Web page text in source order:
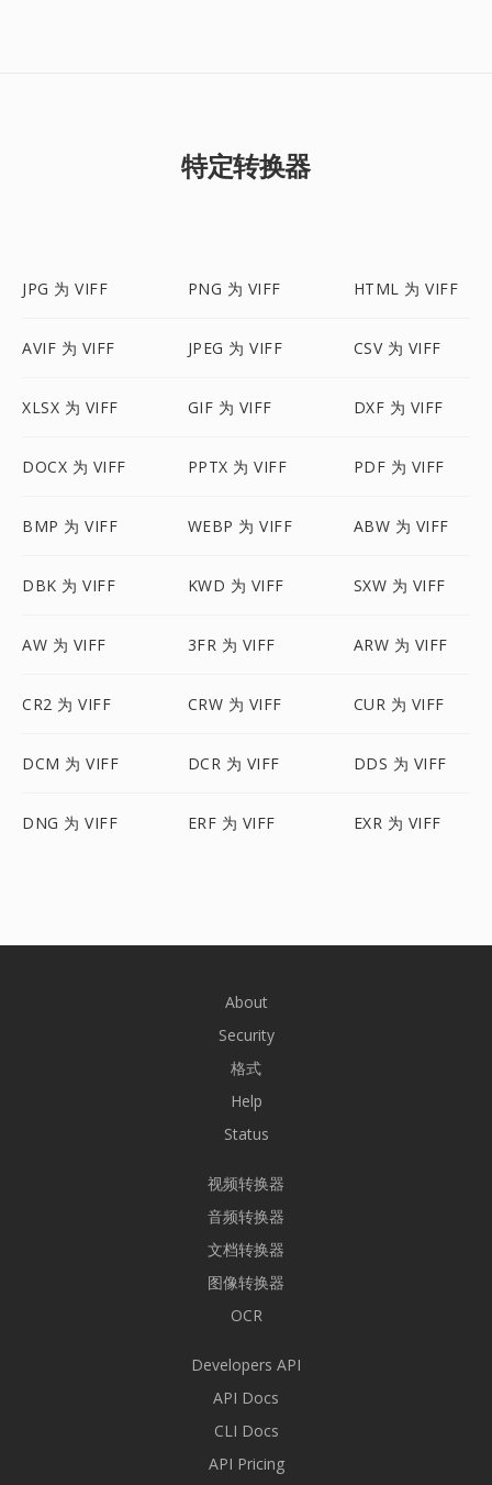
特定转换器
JPG 为 VIFF PNG 为 VIFF HTML 为 VIFF
AVIF 为 VIFF JPEG 为 VIFF CSV 为 VIFF
XLSX 为 VIFF GIF 为 VIFF DXF 为 VIFF
DOCX 为 VIFF PPTX 为 VIFF PDF 为 VIFF
BMP 为 VIFF WEBP 为 VIFF ABW 为 VIFF
DBK 为 VIFF KWD 为 VIFF SXW 为 VIFF
AW 为 VIFF 3FR 为 VIFF ARW 为 VIFF
CR2 为 VIFF CRW 为 VIFF CUR 为 VIFF
DCM 为 VIFF DCR 为 VIFF DDS 为 VIFF
DNG 为 VIFF ERF 为 VIFF EXR 为 VIFF
About
Security
格式
Help
Status
视频转换器
音频转换器
文档转换器
图像转换器
OCR
Developers API
API Docs
CLI Docs
API Pricing